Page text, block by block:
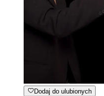
Dodaj do ulubionych